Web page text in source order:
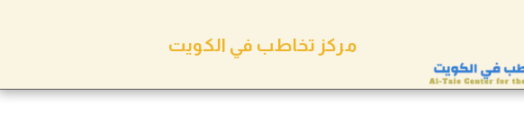
مركز تخاطب في الكويت